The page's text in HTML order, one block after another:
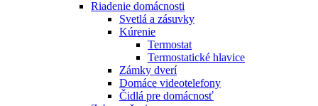
Riadenie domácnosti
Svetlá a zásuvky
Kúrenie
Termostat
Termostatické hlavice
Zámky dverí
Domáce videotelefony
Čidlá pre domácnosť